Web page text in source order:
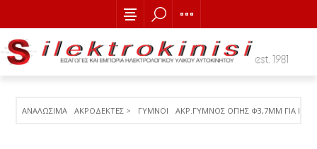
ΑΝΑΛΩΣΙΜΑ ΑΚΡΟΔΕΚΤΕΣ > ΓΥΜΝΟΙ ΑΚΡ.ΓΥΜΝΟΣ ΟΠΗΣ Φ3,7MM ΓΙΑ